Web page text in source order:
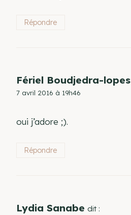
Répondre
Fériel Boudjedra-lopes
7 avril 2016 à 19h46
oui j’adore ;).
Répondre
Lydia Sanabe dit :